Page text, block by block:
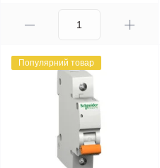
Популярний товар